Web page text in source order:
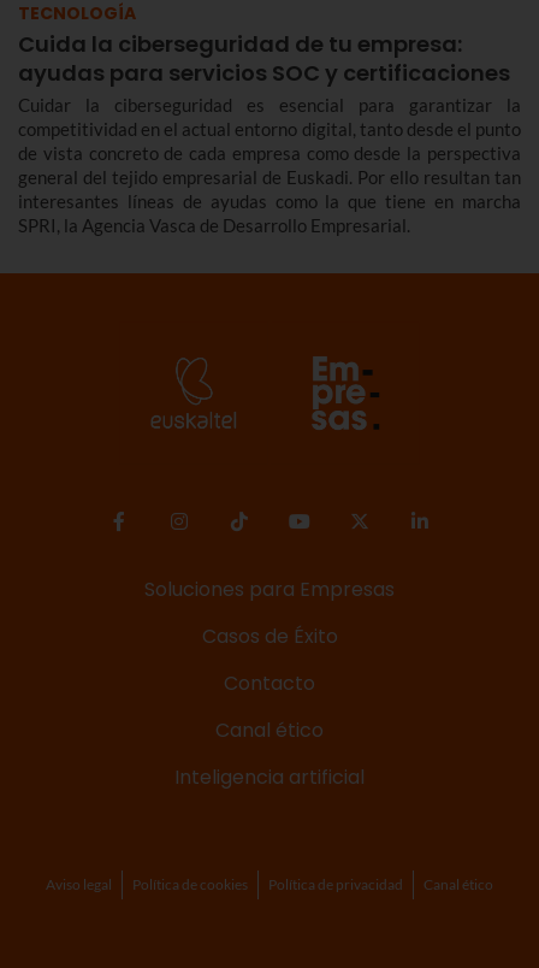
TECNOLOGÍA
Cuida la ciberseguridad de tu empresa:
ayudas para servicios SOC y certificaciones
Cuidar la ciberseguridad es esencial para garantizar la
competitividad en el actual entorno digital, tanto desde el punto
de vista concreto de cada empresa como desde la perspectiva
general del tejido empresarial de Euskadi. Por ello resultan tan
interesantes líneas de ayudas como la que tiene en marcha
SPRI, la Agencia Vasca de Desarrollo Empresarial.
Soluciones para Empresas
Casos de Éxito
Contacto
Canal ético
Inteligencia artificial
Aviso legal Política de cookies Política de privacidad Canal ético